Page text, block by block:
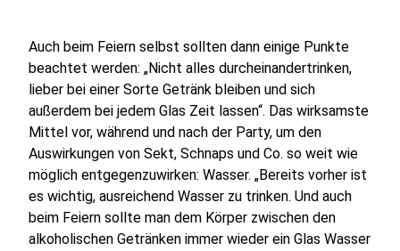
Auch beim Feiern selbst sollten dann einige Punkte
beachtet werden: „Nicht alles durcheinandertrinken,
lieber bei einer Sorte Getränk bleiben und sich
außerdem bei jedem Glas Zeit lassen“. Das wirksamste
Mittel vor, während und nach der Party, um den
Auswirkungen von Sekt, Schnaps und Co. so weit wie
möglich entgegenzuwirken: Wasser. „Bereits vorher ist
es wichtig, ausreichend Wasser zu trinken. Und auch
beim Feiern sollte man dem Körper zwischen den
alkoholischen Getränken immer wieder ein Glas Wasser